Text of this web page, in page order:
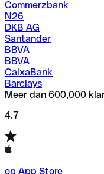
Commerzbank
N26
DKB AG
Santander
BBVA
BBVA
CaixaBank
Barclays
Meer dan 600,000
4.7
op App Store